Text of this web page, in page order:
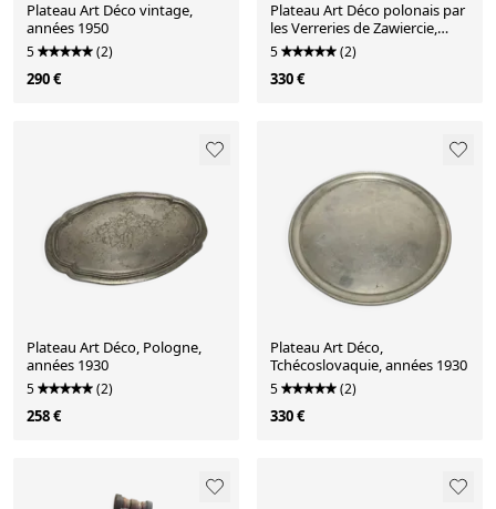
Plateau Art Déco vintage,
années 1950
5 (2)
290 €
Plateau Art Déco polonais par
les Verreries de Zawiercie,
années 1930
5 (2)
330 €
Plateau Art Déco, Pologne,
années 1930
5 (2)
258 €
Plateau Art Déco,
Tchécoslovaquie, années 1930
5 (2)
330 €